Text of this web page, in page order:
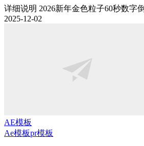
详细说明 2026新年金色粒子60秒数字
2025-12-02
AE模板
Ae模板pr模板